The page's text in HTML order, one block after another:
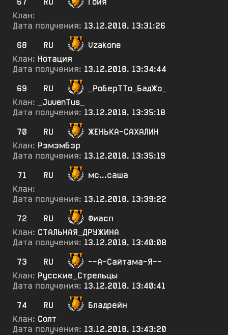
Клан:
Дата получения: 13.12.2018, 13:31:26
68
RU
Vzakone
Клан: Нотация
Дата получения: 13.12.2018, 13:34:44
69
RU
_РоберТТо_БадЖо_
Клан:
_JuvenTus_
Дата получения: 13.12.2018, 13:35:18
70
RU
ЖЕНЬКА-САХАЛИН
Клан: Рэмэмбэр
Дата получения: 13.12.2018, 13:35:19
71
RU
мс...саша
Клан:
Дата получения: 13.12.2018, 13:39:22
72
RU
Фиасп
Клан: СТАЛЬНАЯ_ДРУЖИНА
Дата получения: 13.12.2018, 13:40:08
73
RU
--А-Сайтама-Я--
Клан: Русские_Стрельцы
Дата получения: 13.12.2018, 13:40:41
74
RU
Бладрейн
Клан: Солт
Дата получения: 13.12.2018, 13:43:20